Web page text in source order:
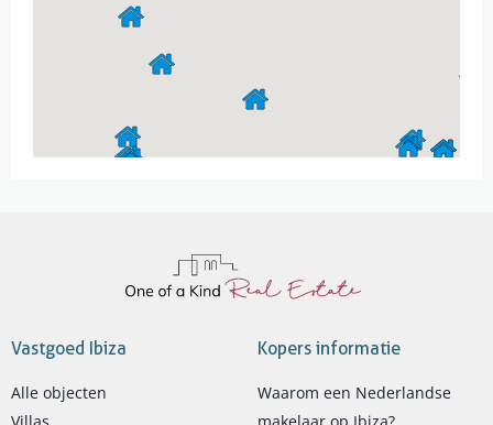
Vastgoed Ibiza
Alle objecten
Villas
Kopers informatie
Waarom een Nederlandse
makelaar op Ibiza?